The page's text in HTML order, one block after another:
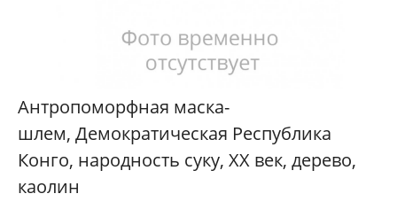
Антропоморфная маска-
шлем, Демократическая Республика
Конго, народность суку, XX век, дерево,
каолин